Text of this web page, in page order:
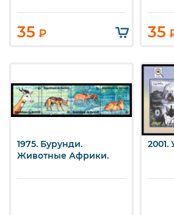
35 ₽ 35
1975. Бурунди.
Животные Африки.
2001.